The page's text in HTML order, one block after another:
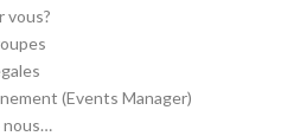
vous?
(Events Manager)
nous…